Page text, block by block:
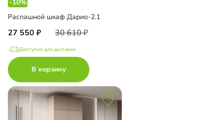
-10%
Распашной шкаф Дарио-2.1
27 550 30 610
Доступно для доставки
В корзину